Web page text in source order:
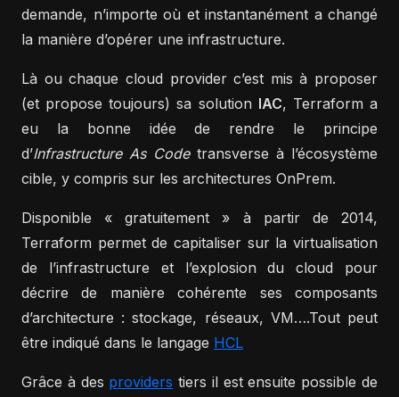
demande, n’importe où et instantanément a changé
la manière d’opérer une infrastructure.
Là ou chaque cloud provider c’est mis à proposer
(et propose toujours) sa solution IAC, Terraform a
eu la bonne idée de rendre le principe
d’Infrastructure As Codetransverse à l’écosystème
cible, y compris sur les architectures OnPrem.
Disponible « gratuitement » à partir de 2014,
Terraform permet de capitaliser sur la virtualisation
de l’infrastructure et l’explosion du cloud pour
décrire de manière cohérente ses composants
d’architecture : stockage, réseaux, VM….Tout peut
être indiqué dans le langage HCL
Grâce à des providers tiers il est ensuite possible de